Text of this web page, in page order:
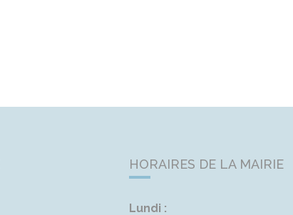
HORAIRES DE LA MAIRIE
Lundi :